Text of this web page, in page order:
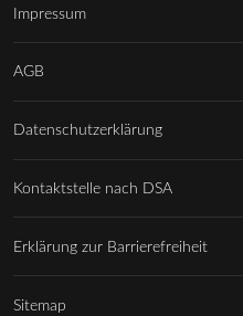
Impressum
AGB
Datenschutzerklärung
Kontaktstelle nach DSA
Erklärung zur Barrierefreiheit
Sitemap